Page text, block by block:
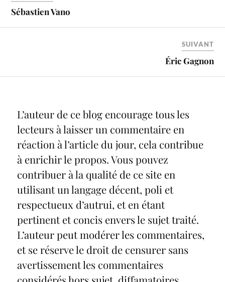
Sébastien Vano
SUIVANT
Éric Gagnon
L’auteur de ce blog encourage tous les
lecteurs à laisser un commentaire en
réaction à l’article du jour, cela contribue
à enrichir le propos. Vous pouvez
contribuer à la qualité de ce site en
utilisant un langage décent, poli et
respectueux d’autrui, et en étant
pertinent et concis envers le sujet traité.
L’auteur peut modérer les commentaires,
et se réserve le droit de censurer sans
avertissement les commentaires